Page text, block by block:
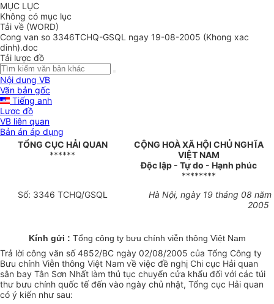
MỤC LỤC
Không có mục lục
Tải về (WORD)
Cong van so 3346TCHQ-GSQL ngay 19-08-2005 (Khong xac
dinh).doc
Tải lược đồ
Nội dung VB
Văn bản gốc
Tiếng anh
Lược đồ
VB liên quan
Bản án áp dụng
TỔNG CỤC HẢI QUAN
******
CỘNG HOÀ XÃ HỘI CHỦ NGHĨA
VIỆT NAM
Độc lập - Tự do - Hạnh phúc
********
Số: 3346 TCHQ/GSQL
Hà Nội, ngày 19 tháng 08 năm
2005
Kính gửi : Tổng công ty bưu chính viễn thông Việt Nam
Trả lời công văn số 4852/BC ngày 02/08/2005 của Tổng Công ty
Bưu chính Viễn thông Việt Nam về việc đề nghị Chi cục Hải quan
sân bay Tân Sơn Nhất làm thủ tục chuyển cửa khẩu đối với các túi
thư bưu chính quốc tế đến vào ngày chủ nhật, Tổng cục Hải quan
có ý kiến như sau: